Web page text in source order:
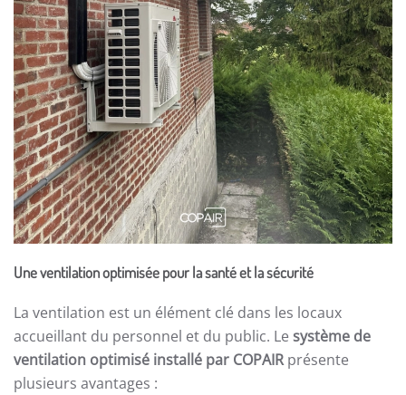
Une ventilation optimisée pour la santé et la sécurité
La ventilation est un élément clé dans les locaux
accueillant du personnel et du public. Le système de
ventilation optimisé installé par COPAIRprésente
plusieurs avantages :